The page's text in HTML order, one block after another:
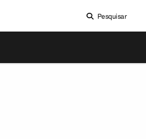
Pesquisar